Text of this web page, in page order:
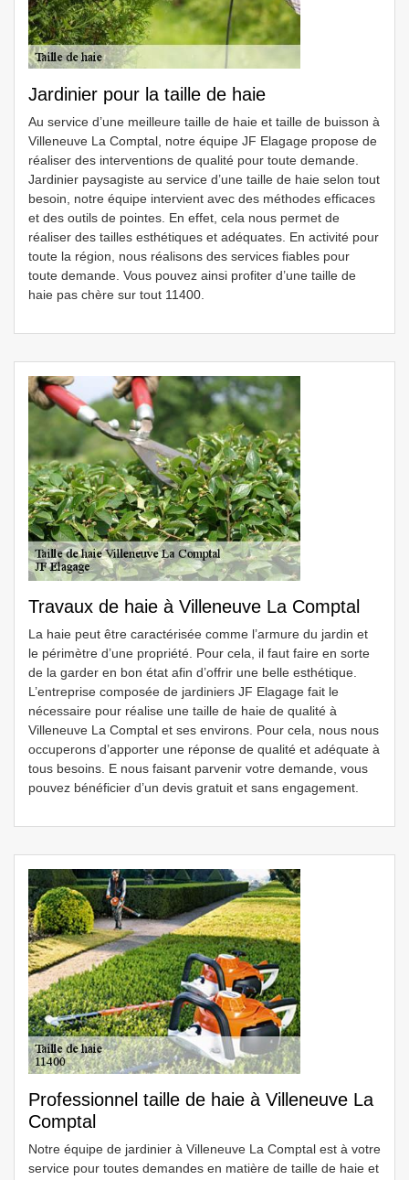
Jardinier pour la taille de haie
Au service d’une meilleure taille de haie et taille de buisson à
Villeneuve La Comptal, notre équipe JF Elagage propose de
réaliser des interventions de qualité pour toute demande.
Jardinier paysagiste au service d’une taille de haie selon tout
besoin, notre équipe intervient avec des méthodes efficaces
et des outils de pointes. En effet, cela nous permet de
réaliser des tailles esthétiques et adéquates. En activité pour
toute la région, nous réalisons des services fiables pour
toute demande. Vous pouvez ainsi profiter d’une taille de
haie pas chère sur tout 11400.
Travaux de haie à Villeneuve La Comptal
La haie peut être caractérisée comme l’armure du jardin et
le périmètre d’une propriété. Pour cela, il faut faire en sorte
de la garder en bon état afin d’offrir une belle esthétique.
L’entreprise composée de jardiniers JF Elagage fait le
nécessaire pour réalise une taille de haie de qualité à
Villeneuve La Comptal et ses environs. Pour cela, nous nous
occuperons d’apporter une réponse de qualité et adéquate à
tous besoins. E nous faisant parvenir votre demande, vous
pouvez bénéficier d’un devis gratuit et sans engagement.
Professionnel taille de haie à Villeneuve La
Comptal
Notre équipe de jardinier à Villeneuve La Comptal est à votre
service pour toutes demandes en matière de taille de haie et